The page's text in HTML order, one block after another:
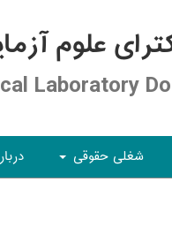
علوم
Laboratory
شغلی حقوقی